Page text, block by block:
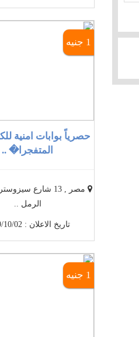
1 جنيه
حصرياً بوابات امنية
المتفجرا� ..
مصر , 13 شارع
الرمل ..
تاريخ الاعلان : 2019/10/02
1 جنيه